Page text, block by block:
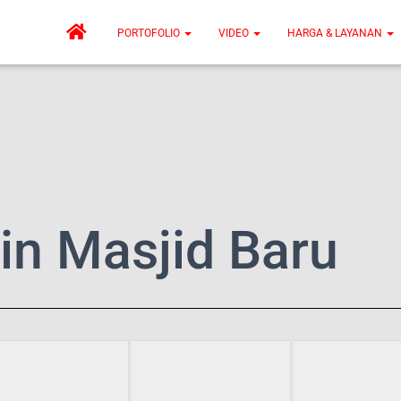
PORTOFOLIO VIDEO HARGA & LAYANAN
Masjid Baru